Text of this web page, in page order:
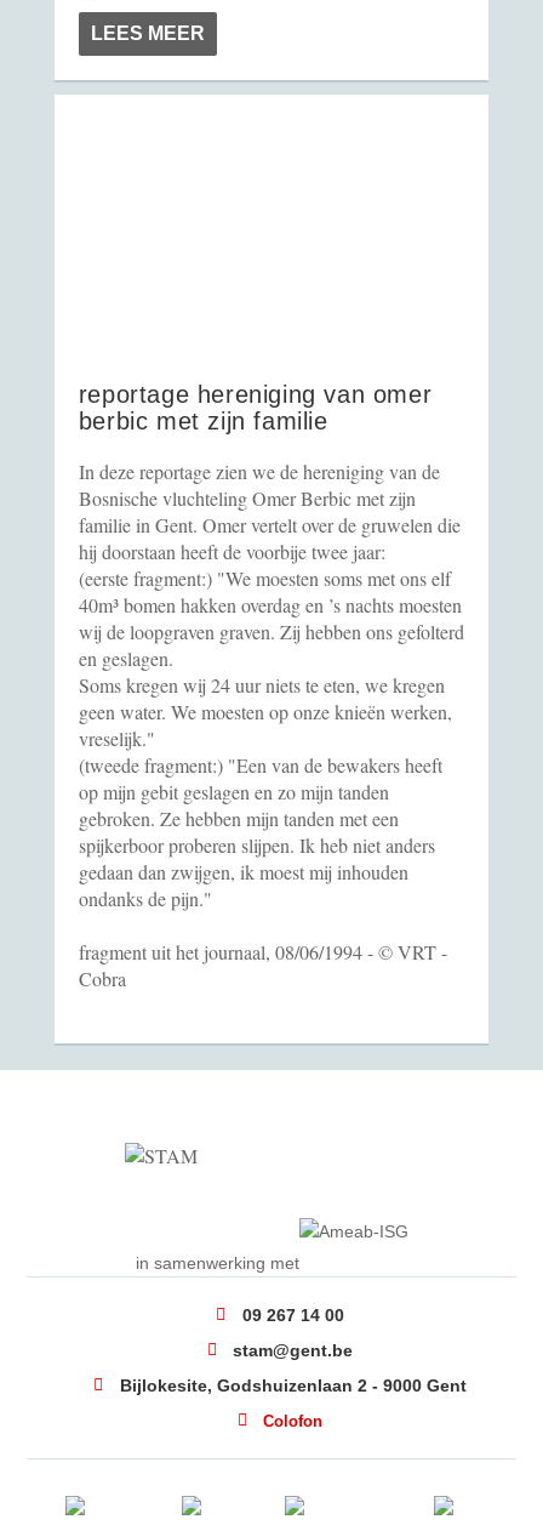
LEES MEER
reportage hereniging van omer
berbic met zijn familie
In deze reportage zien we de hereniging van de
Bosnische vluchteling Omer Berbic met zijn
familie in Gent. Omer vertelt over de gruwelen die
hij doorstaan heeft de voorbije twee jaar:
(eerste fragment:) "We moesten soms met ons elf
40m³ bomen hakken overdag en ’s nachts moesten
wij de loopgraven graven. Zij hebben ons gefolterd
en geslagen.
Soms kregen wij 24 uur niets te eten, we kregen
geen water. We moesten op onze knieën werken,
vreselijk."
(tweede fragment:) "Een van de bewakers heeft
op mijn gebit geslagen en zo mijn tanden
gebroken. Ze hebben mijn tanden met een
spijkerboor proberen slijpen. Ik heb niet anders
gedaan dan zwijgen, ik moest mij inhouden
ondanks de pijn."
fragment uit het journaal, 08/06/1994 - © VRT -
Cobra
in samenwerking met
09 267 14 00
stam@gent.be
Bijlokesite, Godshuizenlaan 2 - 9000 Gent
Colofon